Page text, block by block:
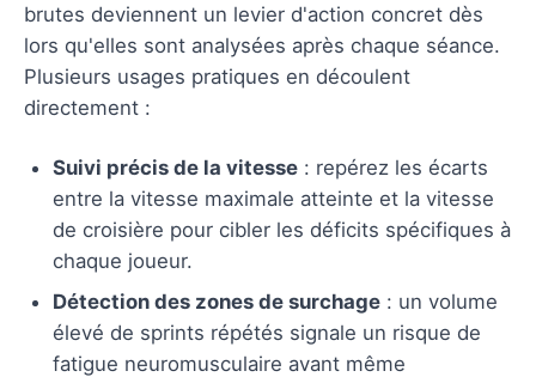
brutes deviennent un levier d'action concret dès
lors qu'elles sont analysées après chaque séance.
Plusieurs usages pratiques en découlent
directement :
Suivi précis de la vitesse : repérez les écarts
entre la vitesse maximale atteinte et la vitesse
de croisière pour cibler les déficits spécifiques à
chaque joueur.
Détection des zones de surchage : un volume
élevé de sprints répétés signale un risque de
fatigue neuromusculaire avant même